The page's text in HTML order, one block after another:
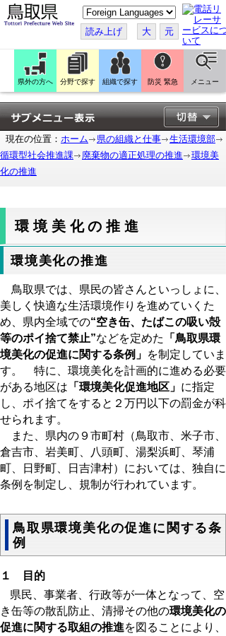
こ
の
ペ
ー
ジ
翻
訳
す
る
読み上げ 大 元
県外の方へ 分野で探す 組織で探す 防災 緊急 メニュー
現在の位置： ホーム 県の組織と仕事
生活環境部
循環型社会推進課
廃棄物の適正処理の推進
環境美
化の推進
環境美化の推進
環境美化の推進
鳥取県では、県民の皆さんといっしょに、
美しく快適な生活環境作りを進めていくた
め、県内全域での“空き缶、たばこの吸い殻
等のポイ捨て禁止”などを定めた
「鳥取県環
境美化の促進に関する条例」
を制定していま
す。 特に、環境美化を計画的に進める必要
がある地区は 「環境美化促進地区」 に指定
し、ポイ捨てをすると２万円以下の罰金が科
せられます。
また、県内の９市町村（鳥取市、米子市、
倉吉市、岩美町、八頭町、湯梨浜町、琴浦
町、日野町、日吉津村）においては、独自に
条例を制定し、規制が行われています。
鳥取県環境美化の促進に関する条
例
１ 目的
県民、事業者、行政等が一体となって、空
き缶等の散乱防止、清掃その他の環境美化の
促進に関する取組の推進を図ることにより、